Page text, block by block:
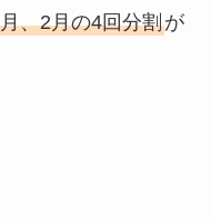
、2月の4回分割が